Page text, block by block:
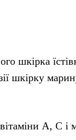
шкірка
шкірку
А, С і